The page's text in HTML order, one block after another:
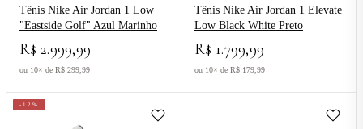
Tênis Nike Air Jordan 1 Low
"Eastside Golf" Azul Marinho
R$ 2.999,99
ou 10× de R$ 299,99
Tênis Nike Air Jordan 1 Elevate
Low Black White Preto
R$ 1.799,99
ou 10× de R$ 179,99
-12%